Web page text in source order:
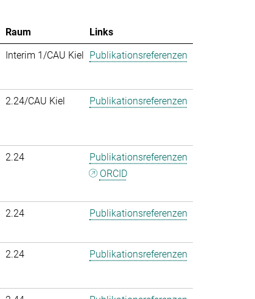
Raum
Links
Interim 1/CAU Kiel Publikationsreferenzen
2.24/CAU Kiel Publikationsreferenzen
2.24
Publikationsreferenzen
ORCID
2.24 Publikationsreferenzen
2.24 Publikationsreferenzen